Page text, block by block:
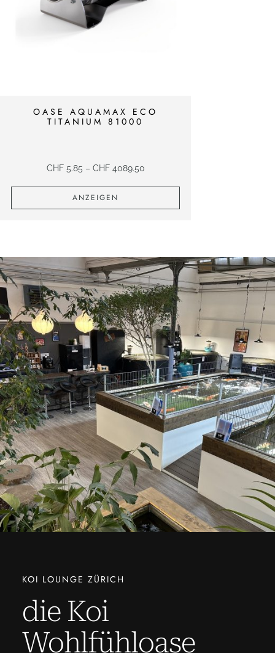
OASE AQUAMAX ECO
TITANIUM 81000
CHF5.85 – CHF4089.50
ANZEIGEN
KOI LOUNGE ZÜRICH
die Koi
Wohlfühloase